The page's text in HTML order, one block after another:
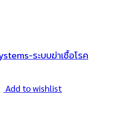
ระบบฆ่าเชื้อโรค
Add to wishlist